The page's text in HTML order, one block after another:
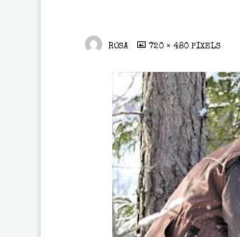
ROSA
FULL720 × 480 PIXELS